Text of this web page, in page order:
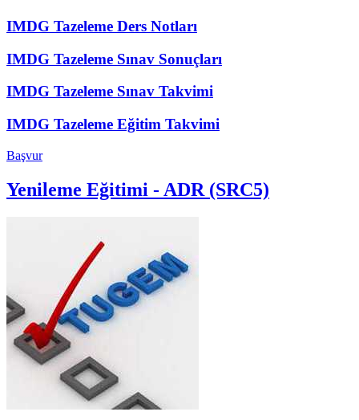
IMDG Tazeleme Ders Notları
IMDG Tazeleme Sınav Sonuçları
IMDG Tazeleme Sınav Takvimi
IMDG Tazeleme Eğitim Takvimi
Başvur
Yenileme Eğitimi - ADR (SRC5)